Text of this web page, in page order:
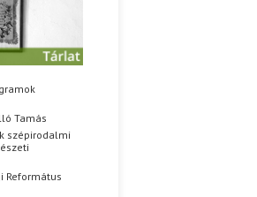
Tamás
szépirodalmi
Református